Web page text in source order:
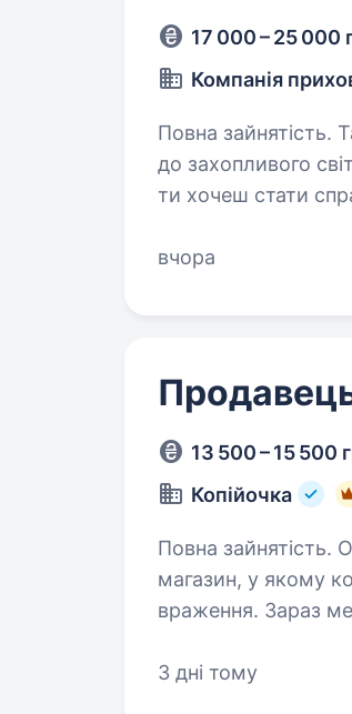
17 000 – 25 000
Компанія
Повна зайнятість. Також
до захопливого
ти хочеш стати
вчора
13 500 – 15 500
Копійочка
Повна зайнятість. Опис вакансіїВсе почалося 15 років тому з ідеї відкрити
магазин, у якому
враження. Зараз
3 дні тому